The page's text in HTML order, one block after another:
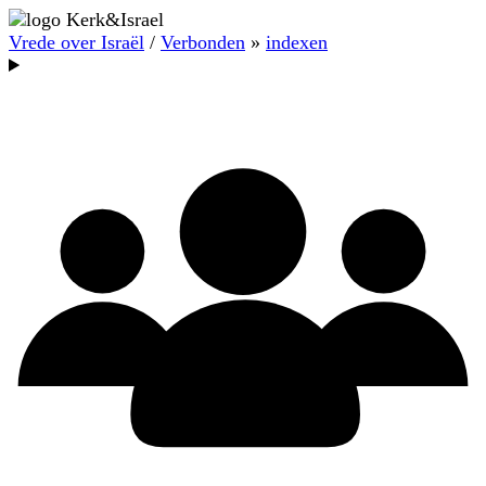
Vrede over Israël / Verbonden » indexen